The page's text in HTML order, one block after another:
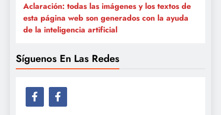
Aclaración: todas las imágenes y los textos de
esta página web son generados con la ayuda
de la inteligencia artificial
Síguenos En Las Redes